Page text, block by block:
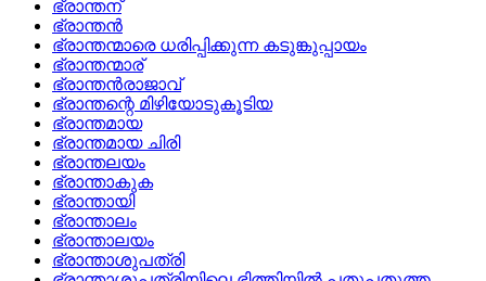
ഭ്രാന്തന്
ഭ്രാന്തന്‍
ഭ്രാന്തന്മാരെ ധരിപ്പിക്കുന്ന കടുങ്കുപ്പായം
ഭ്രാന്തന്മാര്
ഭ്രാന്തന്‍രാജാവ്
ഭ്രാന്തന്റെ മിഴിയോടുകൂടിയ
ഭ്രാന്തമായ
ഭ്രാന്തമായ ചിരി
ഭ്രാന്തലയം
ഭ്രാന്താകുക
ഭ്രാന്തായി
ഭ്രാന്താലം
ഭ്രാന്താലയം
ഭ്രാന്താശുപത്രി